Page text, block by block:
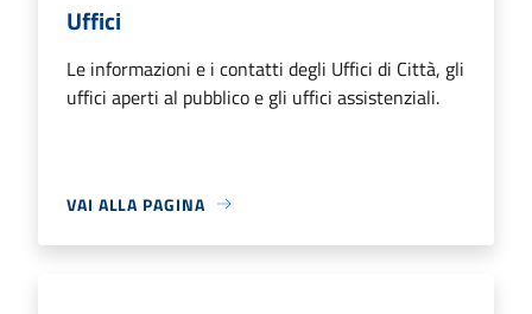
Uffici
Le informazioni e i contatti degli Uffici di Città, gli
uffici aperti al pubblico e gli uffici assistenziali.
VAI ALLA PAGINA